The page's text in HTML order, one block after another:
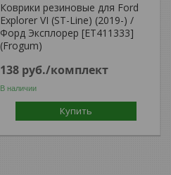
Коврики резиновые для Ford
Explorer VI (ST-Line) (2019-) /
Форд Эксплорер [ET411333]
(Frogum)
138 руб./комплект
В наличии
Купить